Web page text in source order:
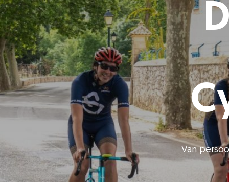
Van